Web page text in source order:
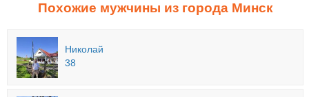
Похожие мужчины из города Минск
Николай
38